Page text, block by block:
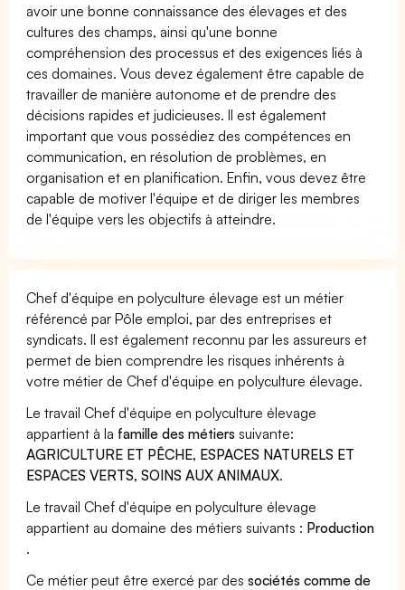
avoir une bonne connaissance des élevages et des
cultures des champs, ainsi qu'une bonne
compréhension des processus et des exigences liés à
ces domaines. Vous devez également être capable de
travailler de manière autonome et de prendre des
décisions rapides et judicieuses. Il est également
important que vous possédiez des compétences en
communication, en résolution de problèmes, en
organisation et en planification. Enfin, vous devez être
capable de motiver l'équipe et de diriger les membres
de l'équipe vers les objectifs à atteindre.
Chef d'équipe en polyculture élevage est un métier
référencé par Pôle emploi, par des entreprises et
syndicats. Il est également reconnu par les assureurs et
permet de bien comprendre les risques inhérents à
votre métier de Chef d'équipe en polyculture élevage.
Le travail Chef d'équipe en polyculture élevage
appartient à la famille des métiers suivante:
AGRICULTURE ET PÊCHE, ESPACES NATURELS ET
ESPACES VERTS, SOINS AUX ANIMAUX.
Le travail Chef d'équipe en polyculture élevage
appartient au domaine des métiers suivants : Production
.
Ce métier peut être exercé par dessociétés comme de